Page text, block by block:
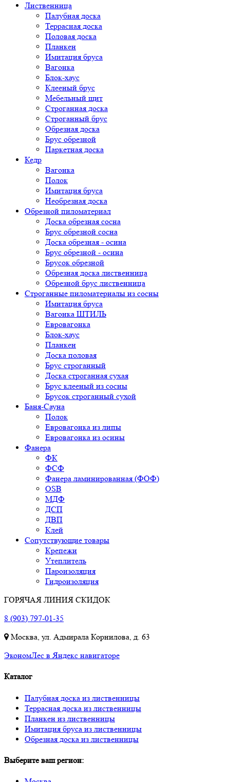
Лиственница
Палубная доска
Террасная доска
Половая доска
Планкен
Имитация бруса
Вагонка
Блок-хаус
Клееный брус
Мебельный щит
Строганная доска
Строганный брус
Обрезная доска
Брус обрезной
Паркетная доска
Кедр
Вагонка
Полок
Имитация бруса
Необрезная доска
Обрезной пиломатериал
Доска обрезная сосна
Брус обрезной сосна
Доска обрезная - осина
Брус обрезной - осина
Брусок обрезной
Обрезная доска лиственница
Обрезной брус лиственница
Строганные пиломатериалы из сосны
Имитация бруса
Вагонка ШТИЛЬ
Евровагонка
Блок-хаус
Планкен
Доска половая
Брус строганный
Доска строганная сухая
Брус клееный из сосны
Брусок строганный сухой
Баня-Сауна
Полок
Евровагонка из липы
Евровагонка из осины
Фанера
ФК
ФСФ
Фанера ламинированная (ФОФ)
OSB
МДФ
ДСП
ДВП
Клей
Сопутствующие товары
Крепежи
Утеплитель
Пароизоляция
Гидроизоляция
ГОРЯЧАЯ ЛИНИЯ СКИДОК
8 (903) 797-01-35
Москва, ул. Адмирала Корнилова, д. 63
ЭкономЛес в Яндекс навигаторе
Каталог
Палубная доска из лиственницы
Террасная доска из лиственницы
Планкен из лиственницы
Имитация бруса из лиственницы
Обрезная доска из лиственницы
Выберите ваш регион: